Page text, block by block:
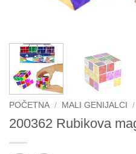
POČETNA / MALI GENIJALCI /
200362 Rubikova